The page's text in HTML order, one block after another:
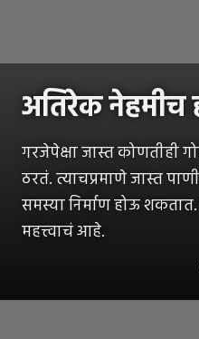
अतिरेक नेहमीच
गरजेपेक्षा जास्त कोणतीही
ठरतं. त्याचप्रमाणे जास्त
समस्या निर्माण होऊ
महत्त्वाचं आहे.